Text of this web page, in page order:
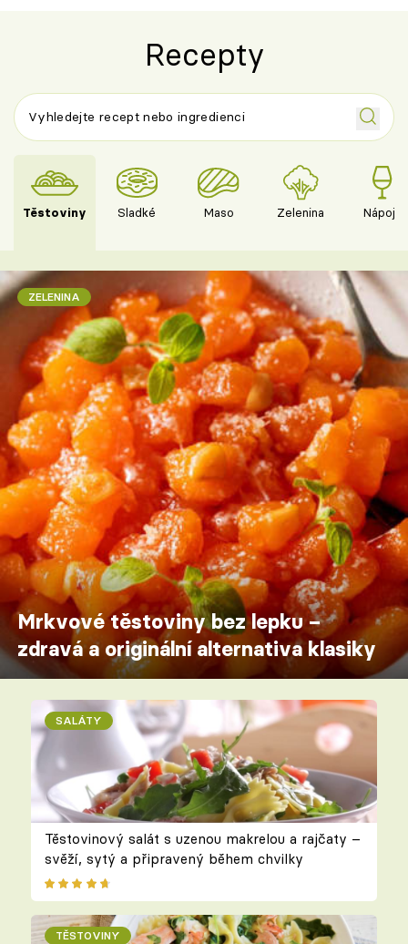
Recepty
Těstoviny Sladké Maso Zelenina Nápoje
ZELENINA
Mrkvové těstoviny bez lepku –
zdravá a originální alternativa klasiky
SALÁTY
Těstovinový salát s uzenou makrelou a rajčaty –
svěží, sytý a připravený během chvilky
TĚSTOVINY